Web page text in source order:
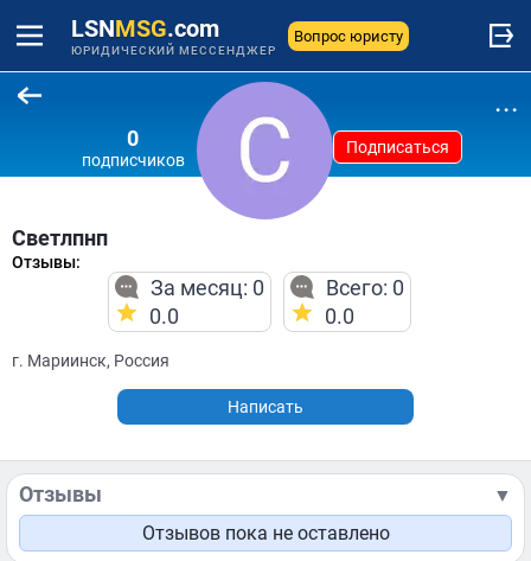
LSNMSG.com
ЮРИДИЧЕСКИЙ МЕССЕНДЖЕР
Вопрос юристу
0
подписчиков
Подписаться
...
Светлпнп
Отзывы:
За месяц: 0
0.0
Всего: 0
0.0
г. Мариинск, Россия
Написать
Отзывы
▼
Отзывов пока не оставлено